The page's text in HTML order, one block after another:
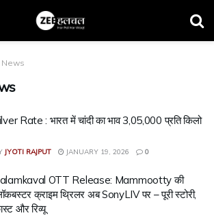
Rate : भारत में चांदी का भाव ₹3,05,000 प्रति किलो
JYOTI RAJPUT JANUARY 19, 2026 0
OTT Release: Mammootty की
क्राइम थ्रिलर अब SonyLIV पर – पूरी स्टोरी,
और रिव्यू